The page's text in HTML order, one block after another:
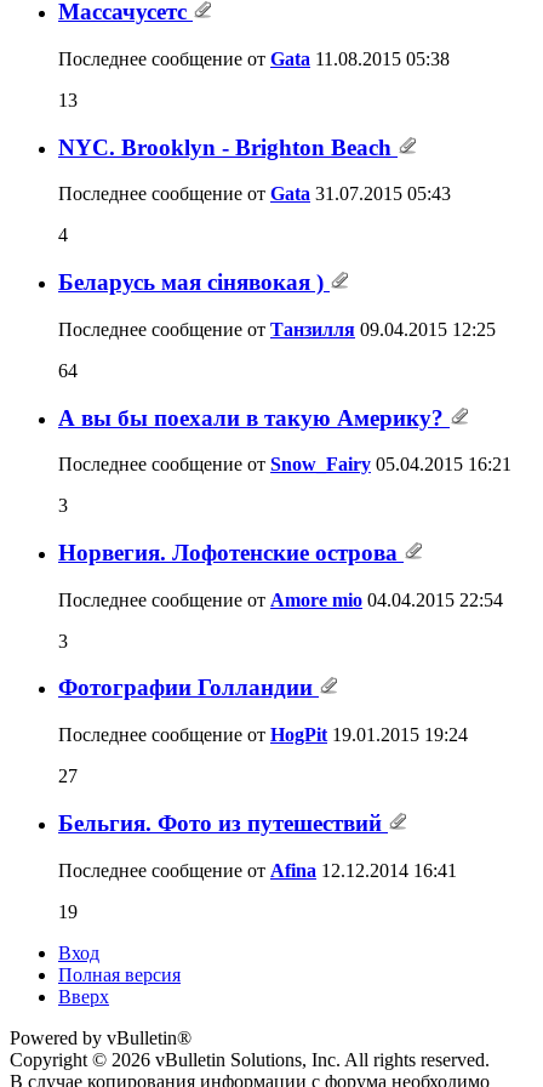
Массачусетс
Последнее сообщение от Gata 11.08.2015 05:38
13
NYC. Brooklyn - Brighton Beach
Последнее сообщение от Gata 31.07.2015 05:43
4
Беларусь мая сiнявокая )
Последнее сообщение от Танзилля 09.04.2015 12:25
64
А вы бы поехали в такую Америку?
Последнее сообщение от Snow_Fairy 05.04.2015 16:21
3
Норвегия. Лофотенские острова
Последнее сообщение от Amore mio 04.04.2015 22:54
3
Фотографии Голландии
Последнее сообщение от HogPit 19.01.2015 19:24
27
Бельгия. Фото из путешествий
Последнее сообщение от Afina 12.12.2014 16:41
19
Вход
Полная версия
Вверх
Powered by vBulletin®
Copyright © 2026 vBulletin Solutions, Inc. All rights reserved.
В случае копирования информации с форума необходимо